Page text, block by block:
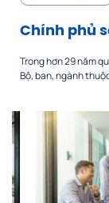
Chính phủ
Trong hơn 29 năm
Bộ, ban, ngành